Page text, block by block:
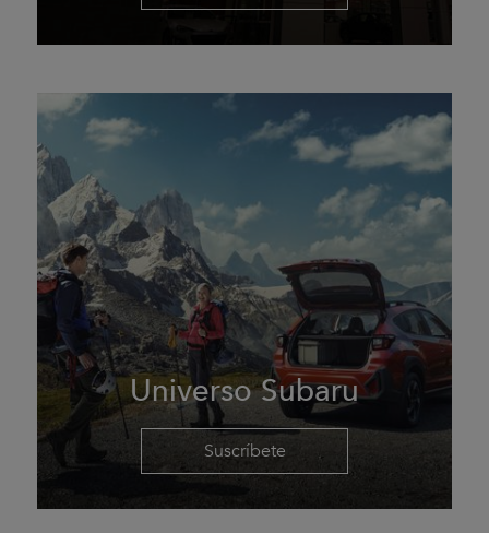
Universo Subaru
Suscríbete